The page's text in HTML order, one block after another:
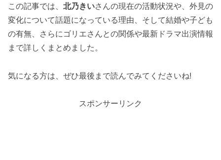
この記事では、 北乃きいさんの現在の活動状況や、外見の
変化について話題になっている理由、そして結婚や子ども
の有無、さらにゴリエさんとの関係や最新ドラマ出演情報
まで詳しくまとめました。
気になる方は、ぜひ最後まで読んでみてくださいね!
スポンサーリンク